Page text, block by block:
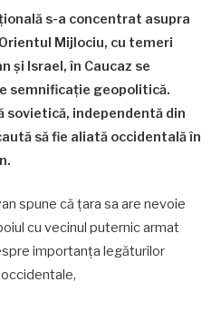
s-a concentrat asupra
Mijlociu, cu temeri
și Israel, în Caucaz se
semnificație geopolitică.
sovietică, independentă din
să fie aliată occidentală în
spune că țara sa are nevoie
cu vecinul puternic armat
importanța legăturilor